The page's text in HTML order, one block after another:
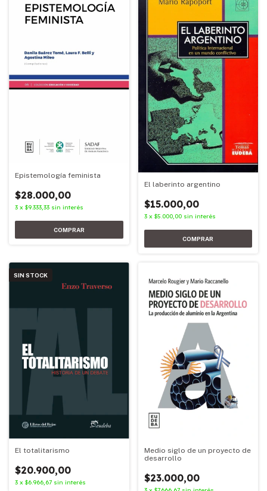
Epistemología feminista
$28.000,00
3 x $9.333,33 sin interés
El laberinto argentino
$15.000,00
3 x $5.000,00 sin interés
SIN STOCK
El totalitarismo
$20.900,00
3 x $6.966,67 sin interés
Medio siglo de un proyecto de
desarrollo
$23.000,00